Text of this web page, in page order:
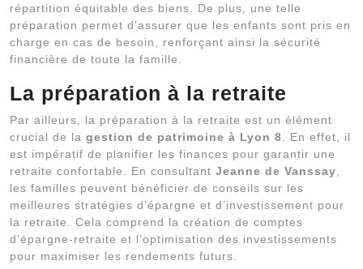
répartition équitable des biens. De plus, une telle
préparation permet d’assurer que les enfants sont pris en
charge en cas de besoin, renforçant ainsi la sécurité
financière de toute la famille.
La préparation à la retraite
Par ailleurs, la préparation à la retraite est un élément
crucial de la gestion de patrimoine à Lyon 8 . En effet, il
est impératif de planifier les finances pour garantir une
retraite confortable. En consultant Jeanne de Vanssay
les familles peuvent bénéficier de conseils sur les
meilleures stratégies d’épargne et d’investissement pour
la retraite. Cela comprend la création de comptes
d’épargne-retraite et l’optimisation des investissements
pour maximiser les rendements futurs.